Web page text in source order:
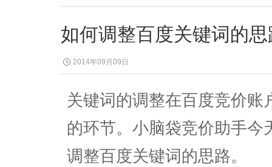
如何调整百度关键词的思
2014年09月09日
关键词的调整在百度竞价
的环节。小脑袋竞价助手
调整百度关键词的思路。